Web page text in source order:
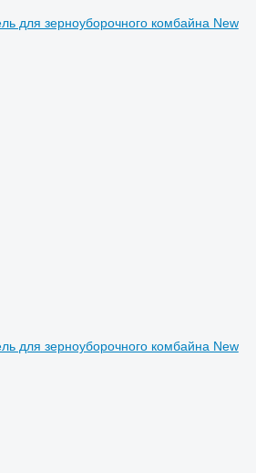
для зерноуборочного комбайна New
для зерноуборочного комбайна New